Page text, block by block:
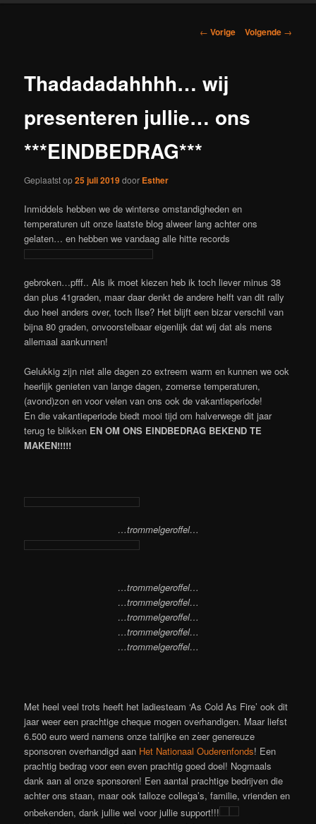
Berichtnavigatie
← Vorige Volgende →
Thadadadahhhh… wij
presenteren jullie… ons
***EINDBEDRAG***
Geplaatst op25 juli 2019door Esther
Inmiddels hebben we de winterse omstandigheden en
temperaturen uit onze laatste blog alweer lang achter ons
gelaten… en hebben we vandaag alle hitte records
gebroken…pfff.. Als ik moet kiezen heb ik toch liever minus 38
dan plus 41graden, maar daar denkt de andere helft van dit rally
duo heel anders over, toch Ilse? Het blijft een bizar verschil van
bijna 80 graden, onvoorstelbaar eigenlijk dat wij dat als mens
allemaal aankunnen!
Gelukkig zijn niet alle dagen zo extreem warm en kunnen we ook
heerlijk genieten van lange dagen, zomerse temperaturen,
(avond)zon en voor velen van ons ook de vakantieperiode!
En die vakantieperiode biedt mooi tijd om halverwege dit jaar
terug te blikken EN OM ONS EINDBEDRAG BEKEND TE
MAKEN!!!!!
…trommelgeroffel…
…trommelgeroffel…
…trommelgeroffel…
…trommelgeroffel…
…trommelgeroffel…
…trommelgeroffel…
Met heel veel trots heeft het ladiesteam ‘As Cold As Fire’ ook dit
jaar weer een prachtige cheque mogen overhandigen. Maar liefst
6.500 euro werd namens onze talrijke en zeer genereuze
sponsoren overhandigd aan Het Nationaal Ouderenfonds! Een
prachtig bedrag voor een even prachtig goed doel! Nogmaals
dank aan al onze sponsoren! Een aantal prachtige bedrijven die
achter ons staan, maar ook talloze collega’s, familie, vrienden en
onbekenden, dank jullie wel voor jullie support!!!